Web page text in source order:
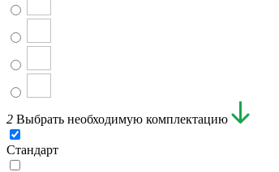
2 Выбрать необходимую комплектацию
Стандарт